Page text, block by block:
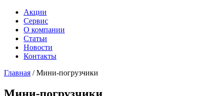
Акции
Сервис
О компании
Статьи
Новости
Контакты
Главная /Мини-погрузчики
Мини-погрузчики